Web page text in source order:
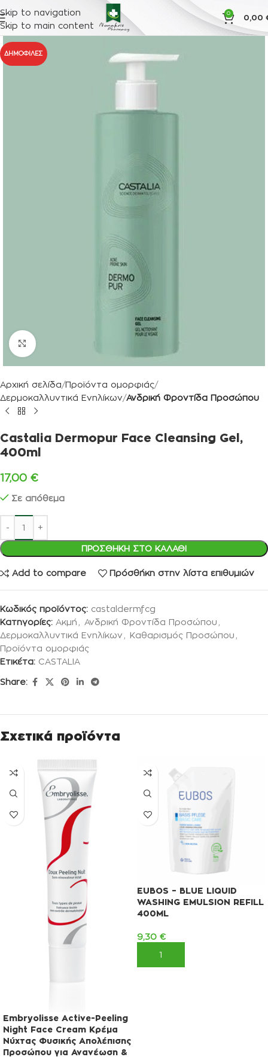
Skip to navigation
Skip to main content
0
0,00
ΔΗΜΟΦΙΛΈΣ
Κλικ για μεγέθυνση
Αρχική σελίδα Προϊόντα ομορφιάς
Δερμοκαλλυντικά Ενηλίκων Ανδρική Φροντίδα Προσώπου
Castalia Dermopur Face Cleansing Gel,
400ml
17,00 €
Σε απόθεμα
ΠΡΟΣΘΉΚΗ ΣΤΟ ΚΑΛΆΘΙ
Add to compare Πρόσθήκη στην λίστα επιθυμιών
Κωδικός προϊόντος: castaldermfcg
Κατηγορίες: Ακμή Ανδρική Φροντίδα Προσώπου
Δερμοκαλλυντικά Ενηλίκων
Καθαρισμός Προσώπου
Προϊόντα ομορφιάς
Ετικέτα: CASTALIA
Share:
Σχετικά προϊόντα
Embryolisse Active-Peeling
Night Face Cream Κρέμα
Νύχτας Φυσικής Απολέπισης
Προσώπου για Ανανέωση &
EUBOS – BLUE LIQUID
WASHING EMULSION REFILL
400ML
9,30 €
ΠΡΟΣΘΉΚΗ ΣΤΟ ΚΑΛΆΘΙ